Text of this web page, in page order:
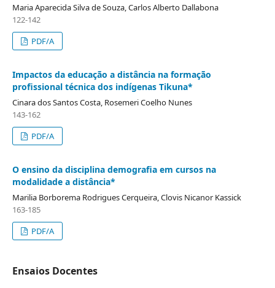
Maria Aparecida Silva de Souza, Carlos Alberto Dallabona
122-142
PDF/A
Impactos da educação a distância na formação
profissional técnica dos indígenas Tikuna*
Cinara dos Santos Costa, Rosemeri Coelho Nunes
143-162
PDF/A
O ensino da disciplina demografia em cursos na
modalidade a distância*
Marilia Borborema Rodrigues Cerqueira, Clovis Nicanor Kassick
163-185
PDF/A
Ensaios Docentes